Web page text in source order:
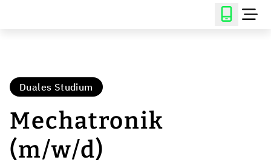
Duales Studium
Mechatronik
(m/w/d)